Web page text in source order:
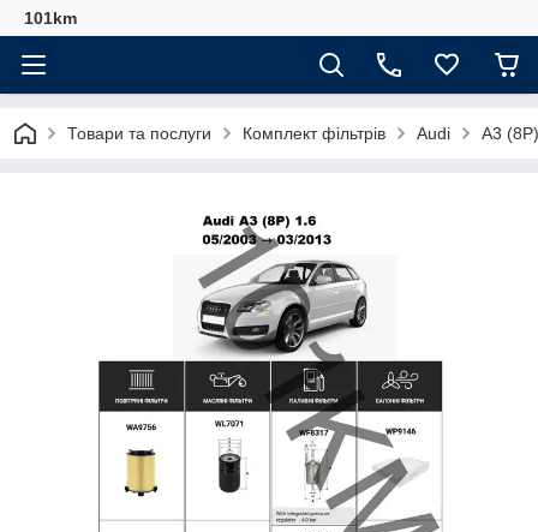
101km
Товари та послуги Комплект фільтрів Audi A3